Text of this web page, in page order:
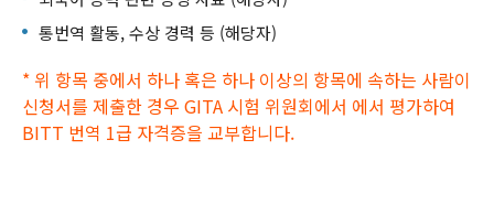
통번역 활동, 수상 경력 등 (해당자)
* 위 항목 중에서 하나 혹은 하나 이상의 항목에 속하는 사람이
신청서를 제출한 경우 GITA 시험 위원회에서 에서 평가하여
BITT 번역 1급 자격증을 교부합니다.